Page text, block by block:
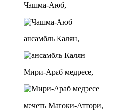
Чашма-Аюб,
ансамбль Калян,
Мири-Араб медресе,
мечеть Магоки-Аттори,